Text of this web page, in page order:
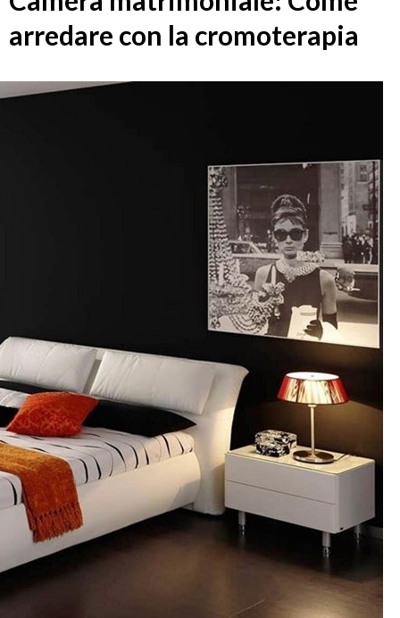
arredare con la cromoterapia